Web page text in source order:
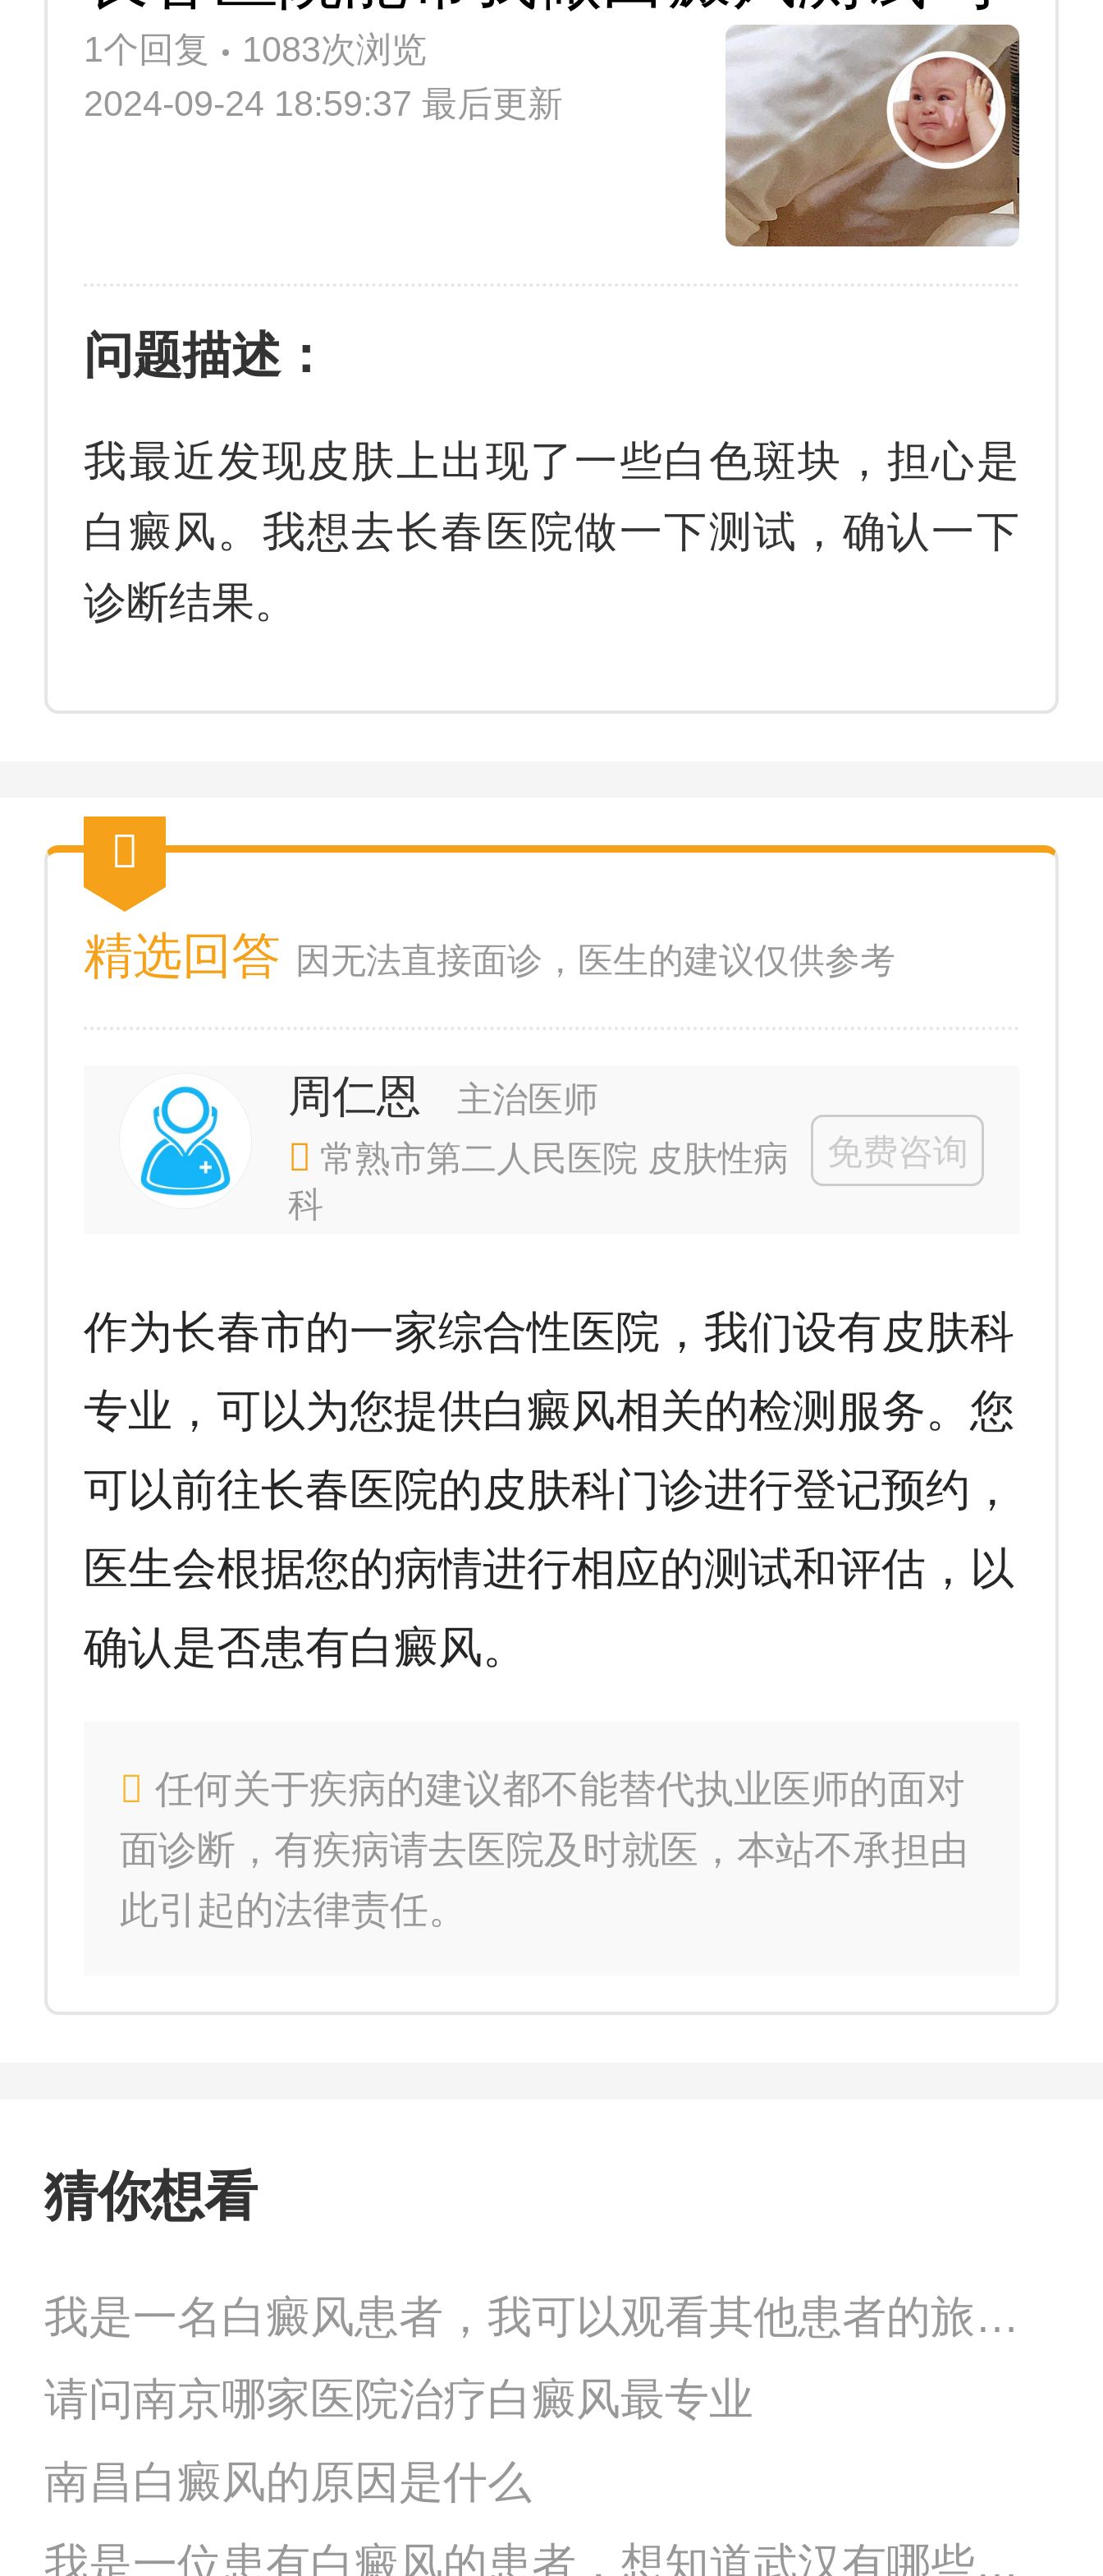
1个回复
1083次浏览
2024-09-24 18:59:37 最后更新
问题描述：
我最近发现皮肤上出现了一些白色斑块，担心是
白癜风。我想去长春医院做一下测试，确认一下
诊断结果。
精选回答 因无法直接面诊，医生的建议仅供参考
周仁恩
主治医师
常熟市第二人民医院 皮肤性病
科
免费咨询
作为长春市的一家综合性医院，我们设有皮肤科
专业，可以为您提供白癜风相关的检测服务。您
可以前往长春医院的皮肤科门诊进行登记预约，
医生会根据您的病情进行相应的测试和评估，以
确认是否患有白癜风。
任何关于疾病的建议都不能替代执业医师的面对
面诊断，有疾病请去医院及时就医，本站不承担由
此引起的法律责任。
猜你想看
我是一名白癜风患者，我可以观看其他患者的旅游
视频吗
请问南京哪家医院治疗白癜风最专业
南昌白癜风的原因是什么
我是一位患有白癜风的患者，想知道武汉有哪些医